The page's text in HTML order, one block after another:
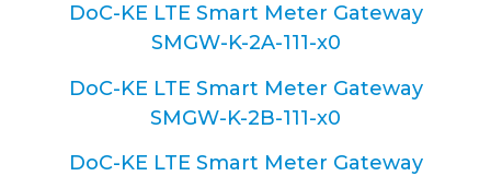
DoC-KE LTE Smart Meter Gateway
SMGW-K-2A-111-x0
DoC-KE LTE Smart Meter Gateway
SMGW-K-2B-111-x0
DoC-KE LTE Smart Meter Gateway